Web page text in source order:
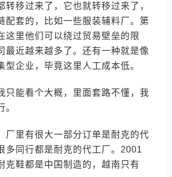
转移过来了，它也就转移过来了，
配套的，比如一些服装辅料厂。第
这里他们可以绕过贸易壁垒的限
最近越来越多了。还有一种就是像
型企业，毕竟这里人工成本低。
只能看个大概，里面套路不懂，我
厂里有很大一部分订单是耐克的代
多同行都是耐克的代工厂。2001
克鞋都是中国制造的，越南只有